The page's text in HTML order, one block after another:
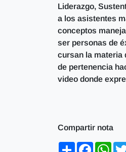
Liderazgo,
a los asistentes
conceptos
ser personas de
cursan la materia
de pertenencia
video donde
Compartir nota
Share